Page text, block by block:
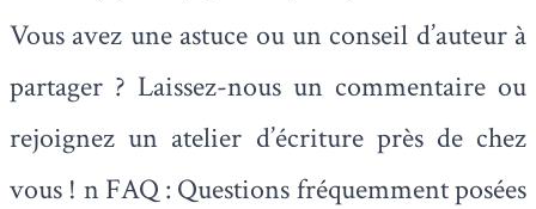
Vous avez une astuce ou un conseil d’auteur à
partager ? Laissez-nous un commentaire ou
rejoignez un atelier d’écriture près de chez
vous ! n FAQ : Questions fréquemment posées